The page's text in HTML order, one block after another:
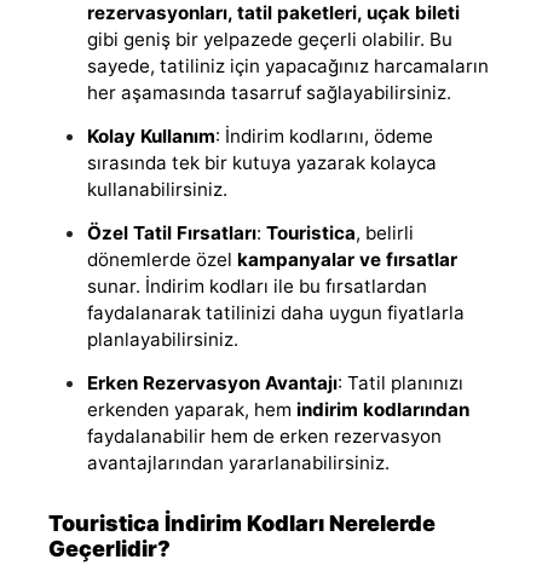
rezervasyonları, tatil paketleri, uçak bileti
gibi geniş bir yelpazede geçerli olabilir. Bu
sayede, tatiliniz için yapacağınız harcamaların
her aşamasında tasarruf sağlayabilirsiniz.
Kolay Kullanım: İndirim kodlarını, ödeme
sırasında tek bir kutuya yazarak kolayca
kullanabilirsiniz.
Özel Tatil Fırsatları: Touristica, belirli
dönemlerde özel kampanyalar ve fırsatlar
sunar. İndirim kodları ile bu fırsatlardan
faydalanarak tatilinizi daha uygun fiyatlarla
planlayabilirsiniz.
Erken Rezervasyon Avantajı: Tatil planınızı
erkenden yaparak, hem indirim kodlarından
faydalanabilir hem de erken rezervasyon
avantajlarından yararlanabilirsiniz.
Touristica İndirim Kodları Nerelerde
Geçerlidir?